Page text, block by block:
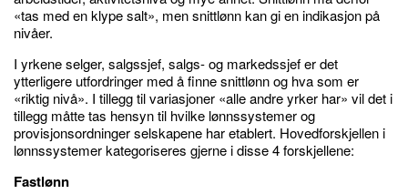
«tas med en klype salt», men snittlønn kan gi en indikasjon på
nivåer.
I yrkene selger, salgssjef, salgs- og markedssjef er det
ytterligere utfordringer med å finne snittlønn og hva som er
«riktig nivå». I tillegg til variasjoner «alle andre yrker har» vil det i
tillegg måtte tas hensyn til hvilke lønnssystemer og
provisjonsordninger selskapene har etablert. Hovedforskjellen i
lønnssystemer kategoriseres gjerne i disse 4 forskjellene:
Fastlønn